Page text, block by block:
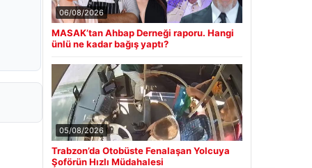
06/08/2026
MASAK’tan Ahbap Derneği raporu. Hangi
ünlü ne kadar bağış yaptı?
05/08/2026
Trabzon’da Otobüste Fenalaşan Yolcuya
Şoförün Hızlı Müdahalesi